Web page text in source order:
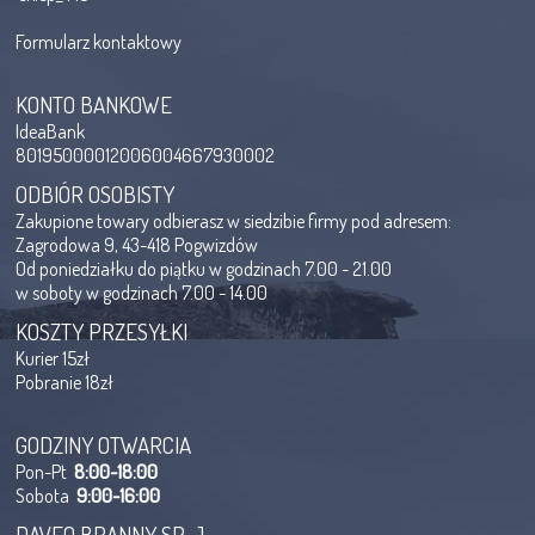
Formularz kontaktowy
KONTO BANKOWE
IdeaBank
80195000012006004667930002
ODBIÓR OSOBISTY
Zakupione towary odbierasz w siedzibie firmy pod adresem:
Zagrodowa 9, 43-418 Pogwizdów
Od poniedziałku do piątku w godzinach 7.00 - 21.00
w soboty w godzinach 7.00 - 14.00
KOSZTY PRZESYŁKI
Kurier 15zł
Pobranie 18zł
GODZINY OTWARCIA
Pon-Pt8:00-18:00
Sobota9:00-16:00